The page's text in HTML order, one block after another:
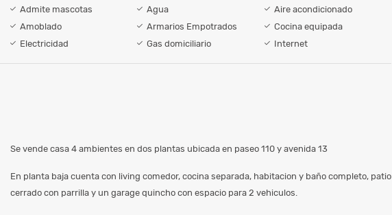
Admite mascotas Agua
Aire acondicionado
Amoblado
Armarios Empotrados
Cocina equipada
Electricidad
Gas domiciliario Internet
Se vende casa 4 ambientes en dos plantas ubicada en paseo 110 y avenida 13
En planta baja cuenta con living comedor, cocina separada, habitacion y baño completo, patio
cerrado con parrilla y un garage quincho con espacio para 2 vehiculos.